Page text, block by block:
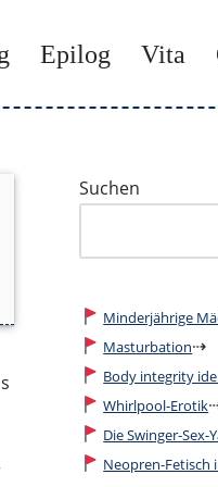
Epilog Vita
Suchen
Minderjährige
Masturbation⇢
Body integrity
Whirlpool-Erotik
Die Swinger-Sex-
Neopren-Fetisch